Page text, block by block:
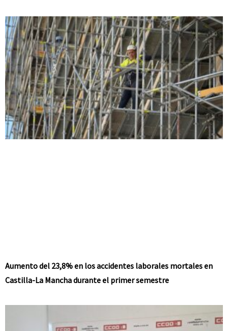
Aumento del 23,8% en los accidentes laborales mortales en
Castilla-La Mancha durante el primer semestre